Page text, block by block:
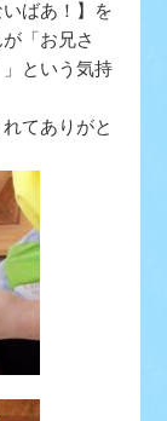
ばあ！】を
「お兄さ
という気持
てありがと